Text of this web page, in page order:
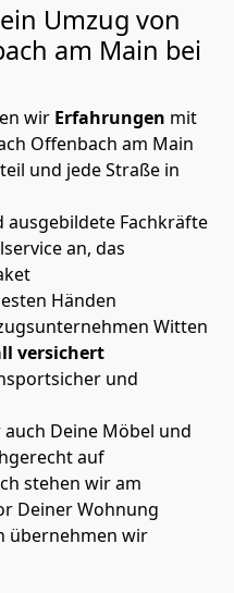
Umzug von
am Main bei
wir Erfahrungen mit
Offenbach am Main
und jede Straße in
Fachkräfte
an, das
Händen
Witten
versichert
und
Deine Möbel und
auf
stehen wir am
Deiner Wohnung
übernehmen wir